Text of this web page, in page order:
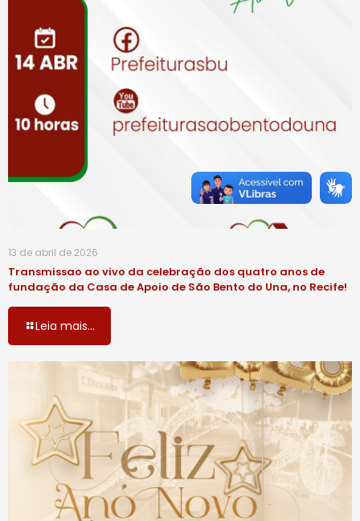
13 de abril de 2026
Transmissao ao vivo da celebração dos quatro anos de
fundação da Casa de Apoio de São Bento do Una, no Recife!
Leia mais...